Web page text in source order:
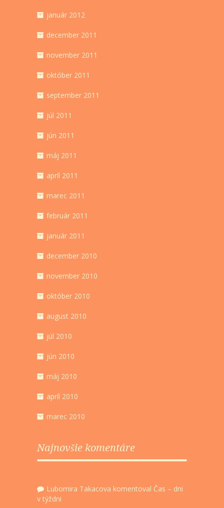
január 2012
december 2011
november 2011
október 2011
september 2011
júl 2011
jún 2011
máj 2011
apríl 2011
marec 2011
február 2011
január 2011
december 2010
november 2010
október 2010
august 2010
júl 2010
jún 2010
máj 2010
apríl 2010
marec 2010
Najnovšie komentáre
Lubomira Takacova komentoval Čas – dni
v týždni